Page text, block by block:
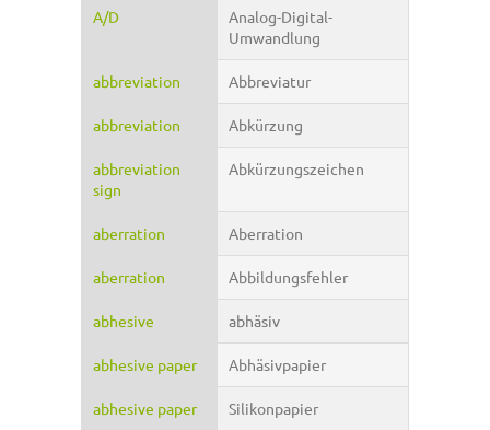
A/D
Analog-Digital-
Umwandlung
abbreviation Abbreviatur
abbreviation Abkürzung
abbreviation
sign
Abkürzungszeichen
aberration Aberration
aberration Abbildungsfehler
abhesive abhäsiv
abhesive paper Abhäsivpapier
abhesive paper Silikonpapier